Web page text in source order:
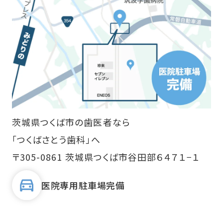
茨城県つくば市の歯医者なら
「つくばさとう歯科」へ
〒305-0861 茨城県つくば市谷田部６４７１−１
医院専用駐車場完備